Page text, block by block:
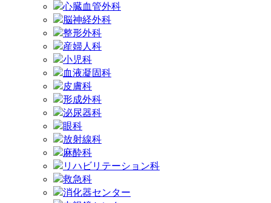
心臓血管外科
脳神経外科
整形外科
産婦人科
小児科
血液凝固科
皮膚科
形成外科
泌尿器科
眼科
放射線科
麻酔科
リハビリテーション科
救急科
消化器センター